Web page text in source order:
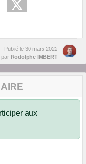
Publié le 30 mars 2022
par Rodolphe IMBERT
aux